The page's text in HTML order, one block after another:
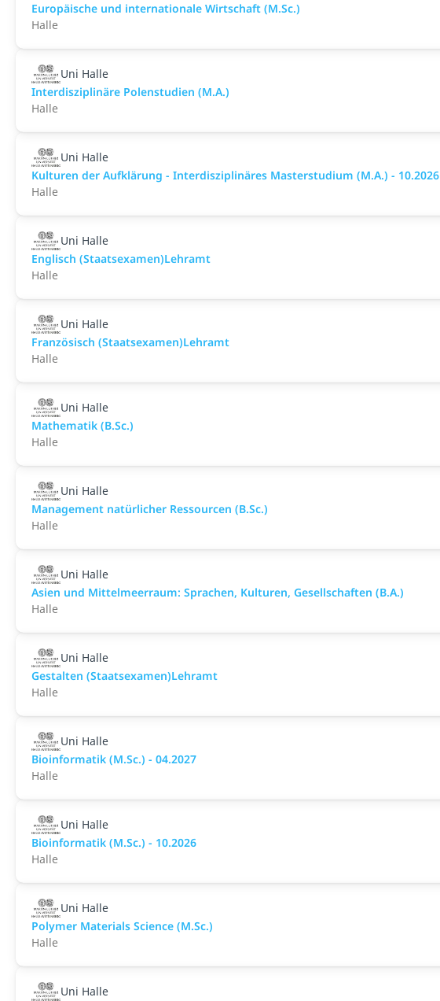
Europäische und internationale Wirtschaft (M.Sc.)
Halle
Uni Halle
Interdisziplinäre Polenstudien (M.A.)
Halle
Uni Halle
Kulturen der Aufklärung - Interdisziplinäres Masterstudium (M.A.) - 10.2026
Halle
Uni Halle
Englisch (Staatsexamen)Lehramt
Halle
Uni Halle
Französisch (Staatsexamen)Lehramt
Halle
Uni Halle
Mathematik (B.Sc.)
Halle
Uni Halle
Management natürlicher Ressourcen (B.Sc.)
Halle
Uni Halle
Asien und Mittelmeerraum: Sprachen, Kulturen, Gesellschaften (B.A.)
Halle
Uni Halle
Gestalten (Staatsexamen)Lehramt
Halle
Uni Halle
Bioinformatik (M.Sc.) - 04.2027
Halle
Uni Halle
Bioinformatik (M.Sc.) - 10.2026
Halle
Uni Halle
Polymer Materials Science (M.Sc.)
Halle
Uni Halle